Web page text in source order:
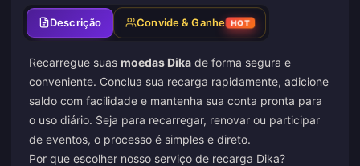
Descrição Convide & Ganhe HOT
Recarregue suas moedas Dika de forma segura e
conveniente. Conclua sua recarga rapidamente, adicione
saldo com facilidade e mantenha sua conta pronta para
o uso diário. Seja para recarregar, renovar ou participar
de eventos, o processo é simples e direto.
Por que escolher nosso serviço de recarga Dika?